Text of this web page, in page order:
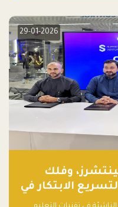
29-01-2026
وفلك
الابتكار في
العمل